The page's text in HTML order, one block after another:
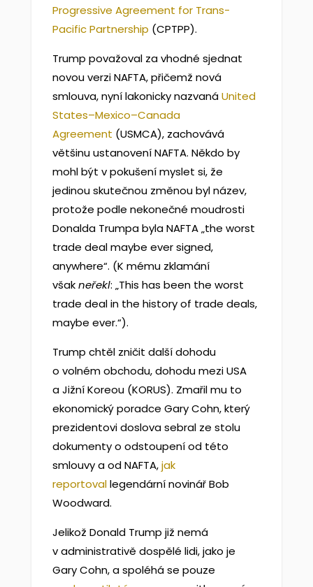
Progressive Agreement for Trans-
Pacific Partnership (CPTPP).
Trump považoval za vhodné sjednat
novou verzi NAFTA, přičemž nová
smlouva, nyní lakonicky nazvanáUnited
States–Mexico–Canada
Agreement (USMCA), zachovává
většinu ustanovení NAFTA. Někdo by
mohl být v pokušení myslet si, že
jedinou skutečnou změnou byl název,
protože podle nekonečné moudrosti
Donalda Trumpa byla NAFTA „the worst
trade deal maybe ever signed,
anywhere“. (K mému zklamání
všakneřekl: „This has been the worst
trade deal in the history of trade deals,
maybe ever.“).
Trump chtěl zničit další dohodu
o volném obchodu, dohodu mezi USA
a Jižní Koreou (KORUS). Zmařil mu to
ekonomický poradce Gary Cohn, který
prezidentovi doslova sebral ze stolu
dokumenty o odstoupení od této
smlouvy a od NAFTA,jak
reportovallegendární novinář Bob
Woodward.
Jelikož Donald Trump již nemá
v administrativě dospělé lidi, jako je
Gary Cohn, a spoléhá se pouze